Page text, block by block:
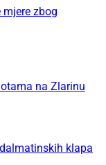
mjere zbog
na Zlarinu
klapa